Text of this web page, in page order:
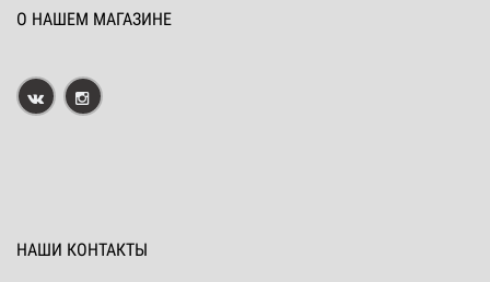
О НАШЕМ МАГАЗИНЕ
НАШИ КОНТАКТЫ